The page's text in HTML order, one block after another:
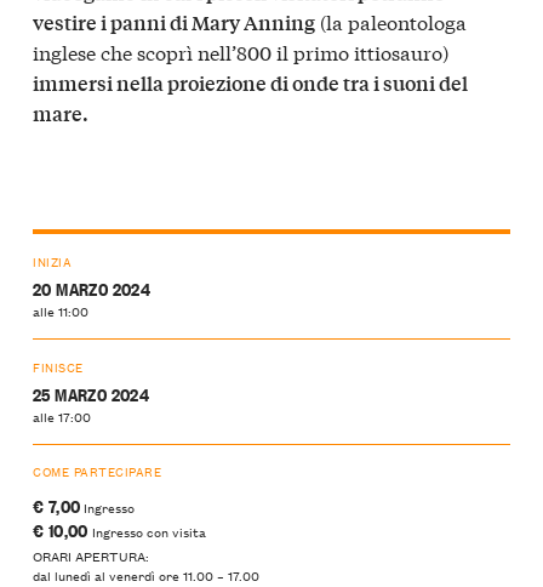
vestire i panni di Mary Anning (la paleontologa
inglese che scoprì nell’800 il primo ittiosauro)
immersi nella proiezione di onde tra i suoni del
mare.
INIZIA
20 MARZO 2024
alle 11:00
FINISCE
25 MARZO 2024
alle 17:00
COME PARTECIPARE
€ 7,00 Ingresso
€ 10,00 Ingresso con visita
ORARI APERTURA:
dal lunedì al venerdì ore 11.00 – 17.00